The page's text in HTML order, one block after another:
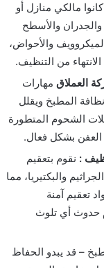
مالكي منازل أو
والأسطح
والأحواض،
من التنظيف.
العملاق مهارات
المطبخ ويقلل
الشحوم المتطورة
العفن بشكل فعال.
: نقوم بتعقيم
والبكتيريا، مما
تعقيم آمنة
حدوث أي تلوث
– قد يبدو الحفاظ